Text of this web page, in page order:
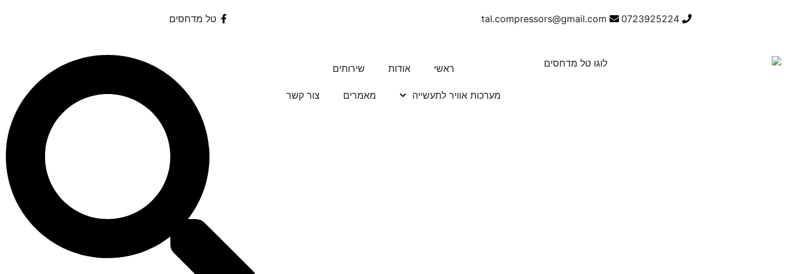
0723925224
tal.compressors@gmail.com טל מדחסים
ראשי אודות שירותים
מערכות אוויר לתעשייה מאמרים צור קשר